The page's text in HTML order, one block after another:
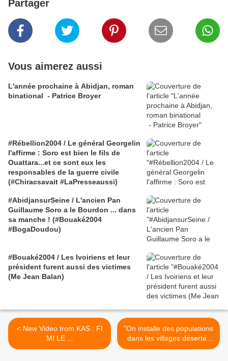
Partager
Vous aimerez aussi
L'année prochaine à Abidjan, roman
binational - Patrice Broyer
#Rébellion2004 / Le général Georgelin
l'affirme : Soro est bien le fils de
Ouattara...et ce sont eux les
responsables de la guerre civile
(#Chiracsavait #LaPresseaussi)
#AbidjansurSeine / L'ancien Pan
Guillaume Soro a le Bourdon ... dans
sa manche ! (#Bouaké2004
#BogaDoudou)
#Bouaké2004 / Les Ivoiriens et leur
président furent aussi des victimes
(Me Jean Balan)
< New Video from KAS : FI
MI LE ...
"On installe des populations
dans les villages désertés
par les réfugiés fuyant les